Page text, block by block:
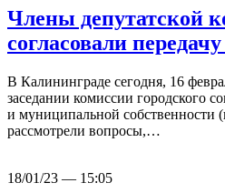
Члены депутатской
согласовали
В Калининграде сегодня, 16
заседании комиссии городского
и муниципальной собственности
рассмотрели вопросы,…
18/01/23 — 15:05